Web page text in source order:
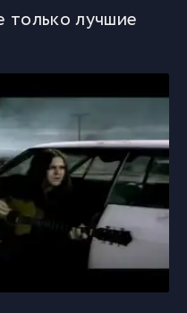
только лучшие